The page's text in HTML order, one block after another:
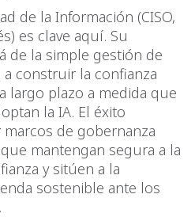
de la Información (CISO,
es clave aquí. Su
de la simple gestión de
construir la confianza
largo plazo a medida que
la IA. El éxito
de gobernanza
mantengan segura a la
y sitúen a la
sostenible ante los